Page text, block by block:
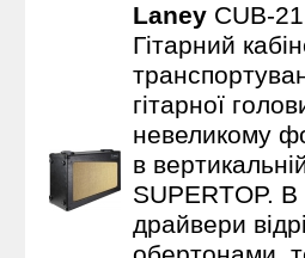
Laney CUB-
Гітарний
гітарної
невеликому
в
SUPERTOP. В
драйвери